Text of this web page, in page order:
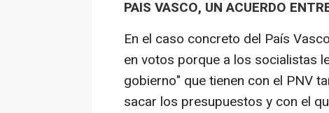
PAIS VASCO, UN ACUERDO
En el caso concreto del País
en votos porque a los socialistas
gobierno" que tienen con el PNV
sacar los presupuestos y con el